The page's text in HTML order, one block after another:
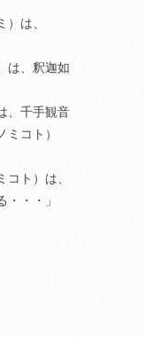
は、
は、釈迦如
、千手観音
コト）
ト）は、
・・」